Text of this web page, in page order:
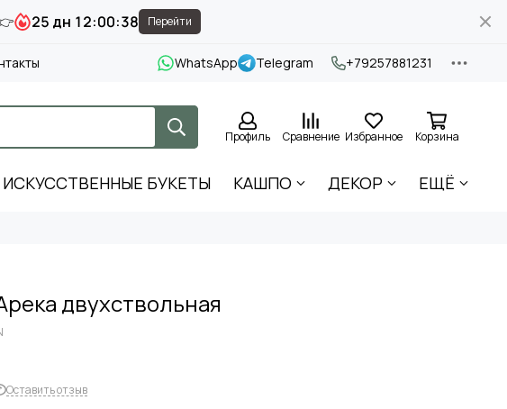
25 дн 12:00:37 Перейти
WhatsApp Telegram +79257881231
Профиль Сравнение Избранное Корзина
ИСКУССТВЕННЫЕ БУКЕТЫ КАШПО ДЕКОР ЕЩЁ
двухствольная
Оставить отзыв